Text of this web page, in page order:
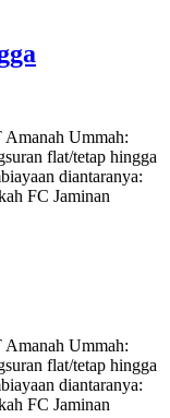
Ummah:
flat/tetap hingga
diantaranya:
FC Jaminan
Ummah:
flat/tetap hingga
diantaranya:
FC Jaminan